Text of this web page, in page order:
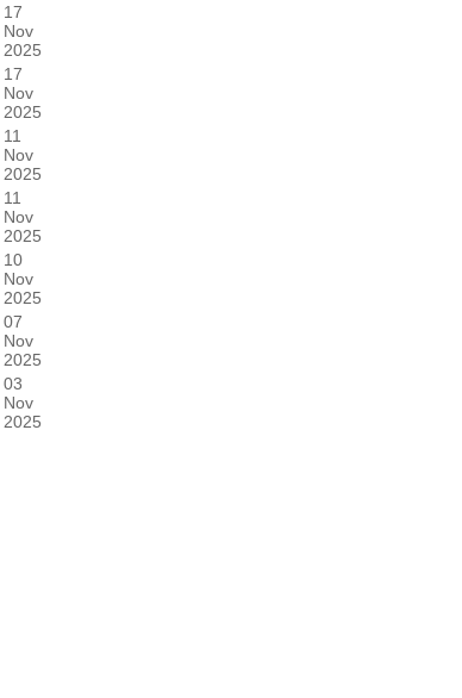
17
Nov
2025
17
Nov
2025
11
Nov
2025
11
Nov
2025
10
Nov
2025
07
Nov
2025
03
Nov
2025